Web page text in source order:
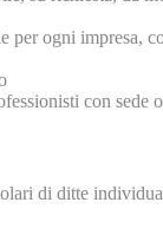
per ogni impresa,
con sede
di ditte